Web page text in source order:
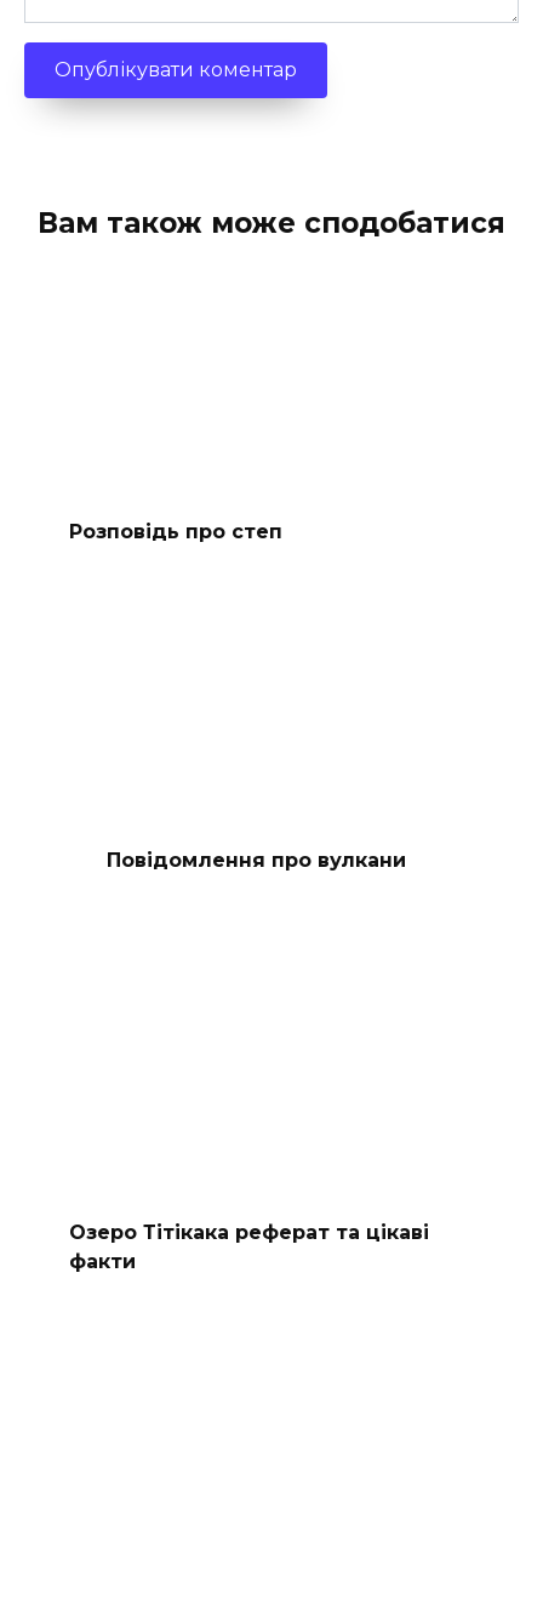
Вам також може сподобатися
Розповідь про степ
Повідомлення про вулкани
Озеро Тітікака реферат та цікаві
факти